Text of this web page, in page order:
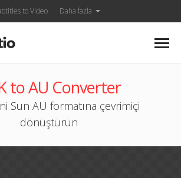
to Video Daha fazla
to AU Converter
Sun AU formatına çevrimiçi
dönüştürün